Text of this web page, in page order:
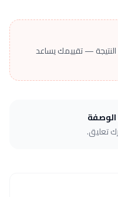
— تقييمك يساعد
تعليق.